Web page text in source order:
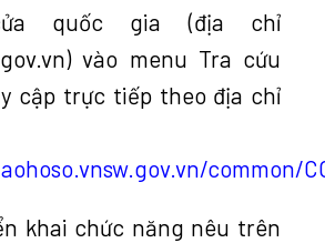
quốc gia (địa chỉ
vào menu Tra cứu
cập trực tiếp theo địa chỉ
common/
khai chức năng nêu trên